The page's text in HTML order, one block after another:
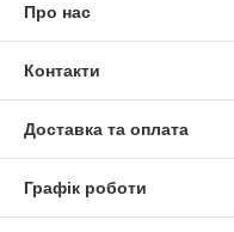
Про нас
Контакти
Доставка та оплата
Графік роботи